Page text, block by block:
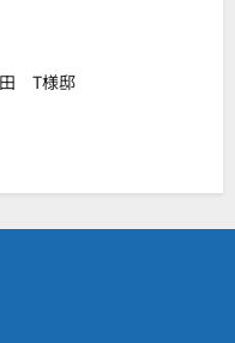
T様邸